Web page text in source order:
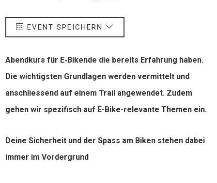
EVENT SPEICHERN
Abendkurs für E-Bikende die bereits Erfahrung haben.
Die wichtigsten Grundlagen werden vermittelt und
anschliessend auf einem Trail angewendet. Zudem
gehen wir spezifisch auf E-Bike-relevante Themen ein.
Deine Sicherheit und der Spass am Biken stehen dabei
immer im Vordergrund